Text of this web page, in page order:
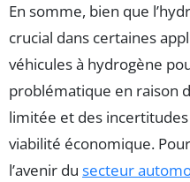
En somme, bien que
crucial dans certaines
véhicules à hydrogène
problématique en raison
limitée et des
viabilité économique.
l’avenir du secteur